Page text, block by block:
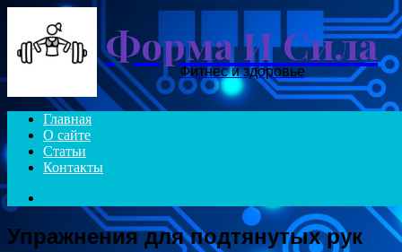
Форма И Сила
Фитнес и здоровье
Главная
О сайте
Статьи
Контакты
Упражнения для подтянутых рук